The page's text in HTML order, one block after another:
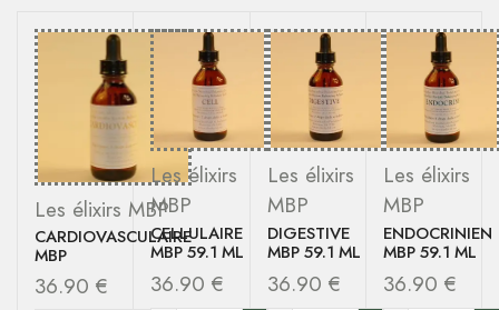
Les élixirs MBP
CARDIOVASCULAIRE
MBP
36.90 €
Les élixirs
MBP
CELLULAIRE
MBP 59.1 ML
36.90€
Les élixirs
MBP
DIGESTIVE
MBP 59.1 ML
36.90 €
Les élixirs
MBP
ENDOCRINIEN
MBP 59.1 ML
36.90 €